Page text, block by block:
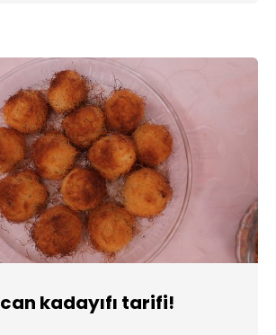
kadayıfı tarifi!